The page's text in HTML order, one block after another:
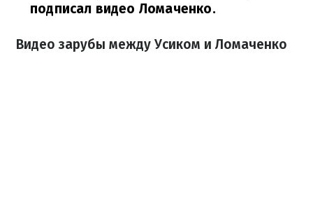
подписал видео Ломаченко.
Видео зарубы между Усиком и Ломаченко